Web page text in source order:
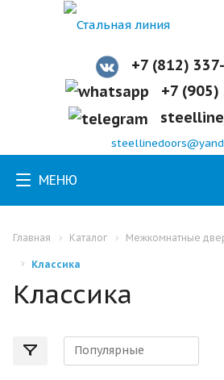
+7 (812)
+7
МЕНЮ
Главная Каталог Межкомнатные
Классика
Классика